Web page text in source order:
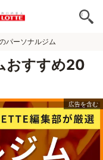
パーソナルジム
おすすめ20